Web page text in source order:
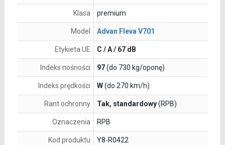
Klasa premium
Model Advan Fleva V701
Etykieta UE C / A / 67 dB
Indeks nośności 97(do 730 kg/oponę)
Indeks prędkości W(do 270 km/h)
Rant ochronny Tak, standardowy(RPB)
Oznaczenia RPB
Kod produktu Y8-R0422